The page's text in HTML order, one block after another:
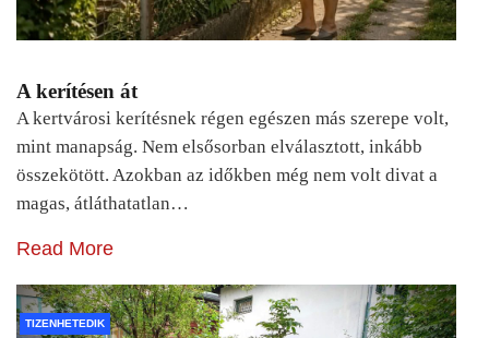
A kerítésen át
A kertvárosi kerítésnek régen egészen más szerepe volt,
mint manapság. Nem elsősorban elválasztott, inkább
összekötött. Azokban az időkben még nem volt divat a
magas, átláthatatlan…
Read More
TIZENHETEDIK